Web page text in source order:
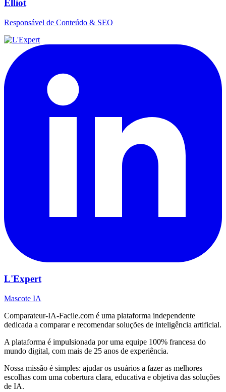
Elliot
Responsável de Conteúdo & SEO
L'Expert
Mascote IA
Comparateur-IA-Facile.com é uma plataforma independente
dedicada a comparar e recomendar soluções de inteligência artificial.
A plataforma é impulsionada por uma equipe 100% francesa do
mundo digital, com mais de 25 anos de experiência.
Nossa missão é simples: ajudar os usuários a fazer as melhores
escolhas com uma cobertura clara, educativa e objetiva das soluções
de IA.